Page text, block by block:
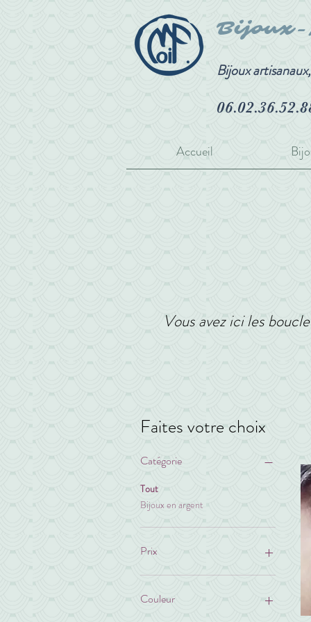
Bijoux
Accueil
Vous avez ici les
Faites votre choix
Catégorie
Tout
Bijoux en argent
Prix
Couleur